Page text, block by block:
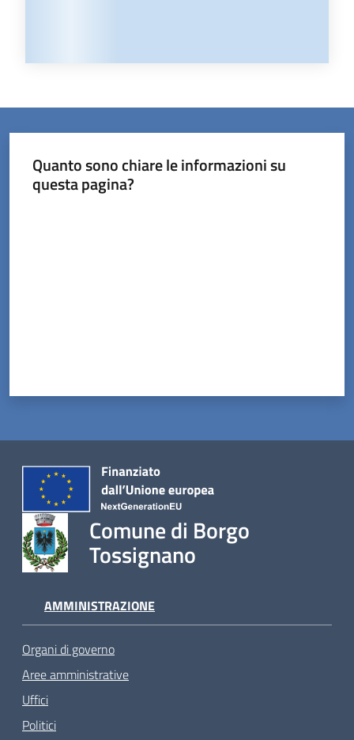
Quanto sono chiare le informazioni su
questa pagina?
Comune di Borgo
Tossignano
AMMINISTRAZIONE
Organi di governo
Aree amministrative
Uffici
Politici